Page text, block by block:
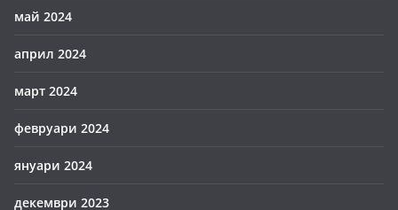
май 2024
април 2024
март 2024
февруари 2024
януари 2024
декември 2023